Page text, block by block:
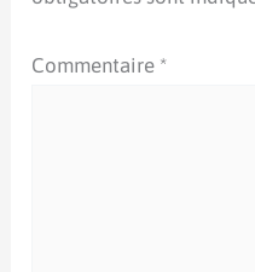
Commentaire *